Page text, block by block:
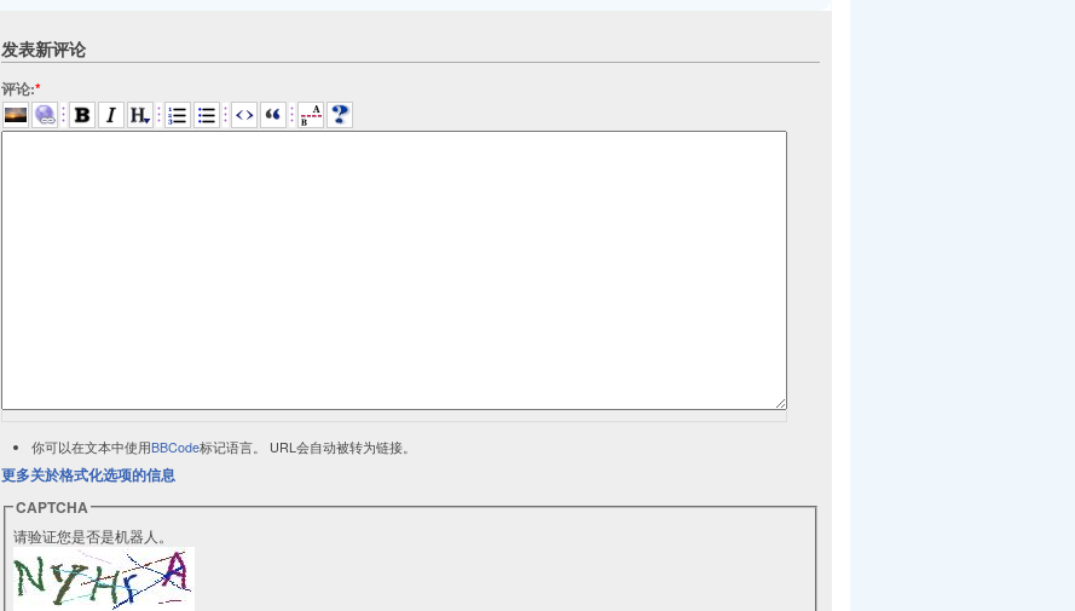
发表新评论
评论:*
你可以在文本中使用BBCode标记语言。 URL会自动被转为链接。
更多关於格式化选项的信息
CAPTCHA
请验证您是否是机器人。